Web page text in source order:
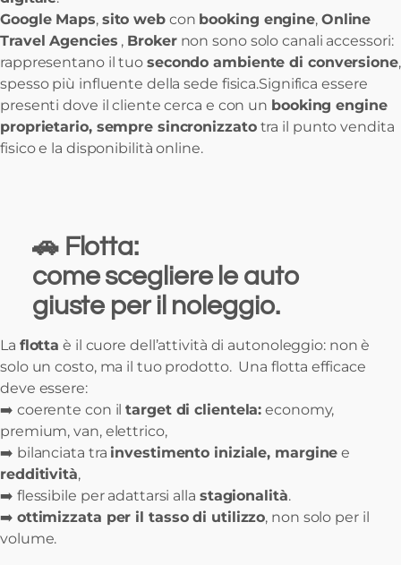
Google Maps, sito webcon booking engine, Online
Travel Agencies , Brokernon sono solo canali accessori:
rappresentano il tuo secondo ambiente di conversione,
spesso più influente della sede fisica.Significa essere
presenti dove il cliente cerca e con un booking engine
proprietario, sempre sincronizzatotra il punto vendita
fisico e la disponibilità online.
🚗 Flotta:
come scegliere le auto
giuste per il noleggio.
La flotta è il cuore dell’attività di autonoleggio: non è
solo un costo, ma il tuo prodotto. Una flotta efficace
deve essere:
➡️ coerente con iltarget di clientela: economy,
premium, van, elettrico,
➡️ bilanciata tra investimento iniziale, margine e
redditività,
➡️ flessibile per adattarsi alla stagionalità.
➡️ ottimizzata per il tasso di utilizzo, non solo per il
volume.